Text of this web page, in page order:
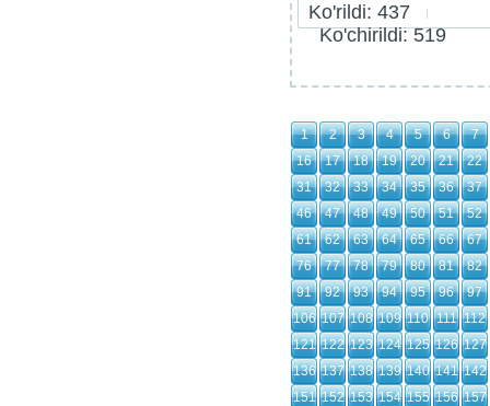
Ko'rildi: 437
Ko'chirildi: 519
1 2 3 4 5 6
7
16
17 18 19 20 21
22
31
32 33 34 35 36
37
46
47 48 49 50 51
52
61
62 63 64 65 66
67
76
77 78 79 80 81
82
91
92 93 94 95 96
97
106 107 108 109 110 111 112
121 122 123 124 125 126 127
136 137 138 139 140 141 142
151 152 153 154 155 156 157